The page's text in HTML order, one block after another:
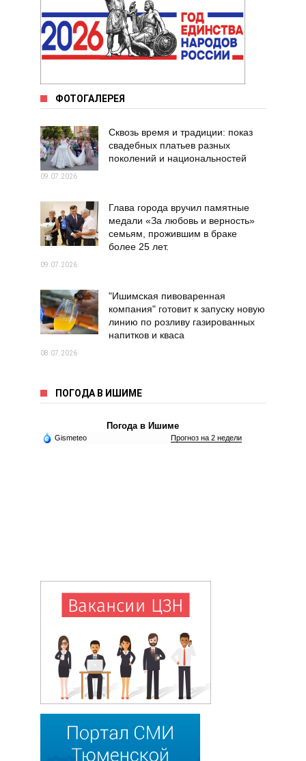
ФОТОГАЛЕРЕЯ
Сквозь время и традиции: показ
свадебных платьев разных
поколений и национальностей
09.07.2026
Глава города вручил памятные
медали «За любовь и верность»
семьям, прожившим в браке
более 25 лет.
09.07.2026
"Ишимская пивоваренная
компания" готовит к запуску новую
линию по розливу газированных
напитков и кваса
08.07.2026
ПОГОДА В ИШИМЕ
Погода в Ишиме
Gismeteo Прогноз на 2 недели